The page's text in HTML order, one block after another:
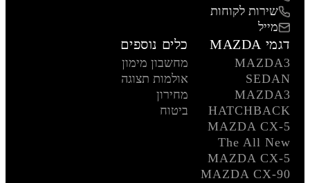
שירות לקוחות
מייל
דגמי MAZDA
MAZDA3
SEDAN
MAZDA3
HATCHBACK
MAZDA CX-5
The All New
MAZDA CX-5
MAZDA CX-90
כלים נוספים
מחשבון מימון
אולמות תצוגה
מחירון
ביטוח